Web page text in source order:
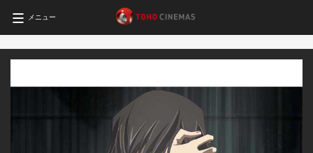
メニュー